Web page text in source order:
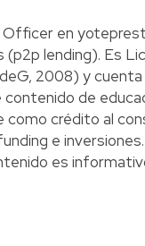
en
(p2p lending). Es
2008) y
de
como crédito al
e
es